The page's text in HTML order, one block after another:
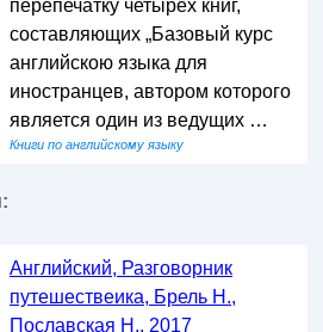
перепечатку четырех книг,
составляющих „Базовый курс
английскою языка для
иностранцев, автором которого
является один из ведущих …
Книги по английскому языку
Английский, Разговорник
путешествеика, Брель Н.,
Пославская Н., 2017